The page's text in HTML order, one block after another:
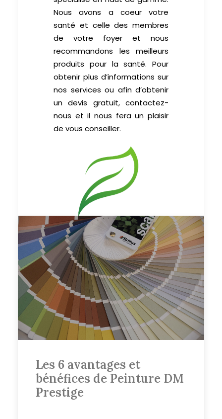
Nous avons a coeur votre
santé et celle des membres
de votre foyer et nous
recommandons les meilleurs
produits pour la santé. Pour
obtenir plus d’informations sur
nos services ou afin d’obtenir
un devis gratuit, contactez-
nous et il nous fera un plaisir
de vous conseiller.
Remettez de la couleurdans
votrevie
! Peinture DM
Prestige, l’art de la
perfection.
Les 6 avantages et
bénéfices de Peinture DM
Prestige